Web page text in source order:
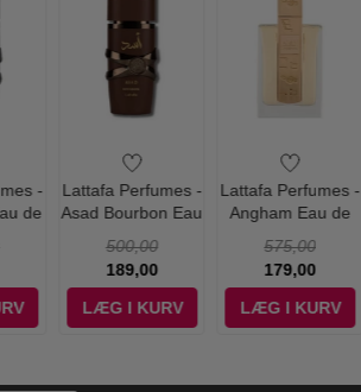
-
de
Lattafa Perfumes -
Asad Bourbon Eau
ml
500,00
189,00
LÆG I KURV
Lattafa Perfumes -
Angham Eau de
575,00
179,00
LÆG I KURV